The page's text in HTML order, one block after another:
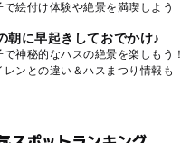
で絵付け体験や絶景を満喫しよう
朝に早起きしておでかけ♪
で神秘的なハスの絶景を楽しもう！
レンとの違い＆ハスまつり情報も